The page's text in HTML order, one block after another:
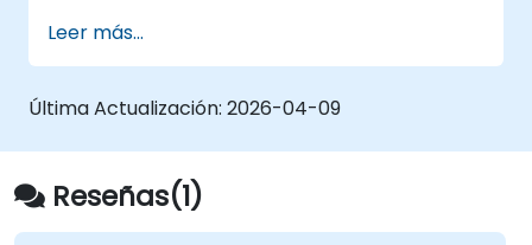
También incluye herramientas, procesos y
mentalidad de vanguardia necesarios para
protegerse contra ataques.
Leer más...
Última Actualización: 2026-04-09
Reseñas(1)